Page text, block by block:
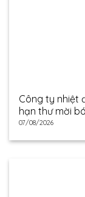
Công ty nhiệt
hạn thư mời
07/08/2026